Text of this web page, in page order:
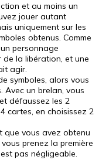
et au moins un
jouer autant
uniquement sur les
obtenus. Comme
personnage
de la libération, et une
agir.
symboles, alors vous
Avec un brelan, vous
défaussez les 2
cartes, en choisissez 2
que vous avez obtenu
prenez la première
pas négligeable.